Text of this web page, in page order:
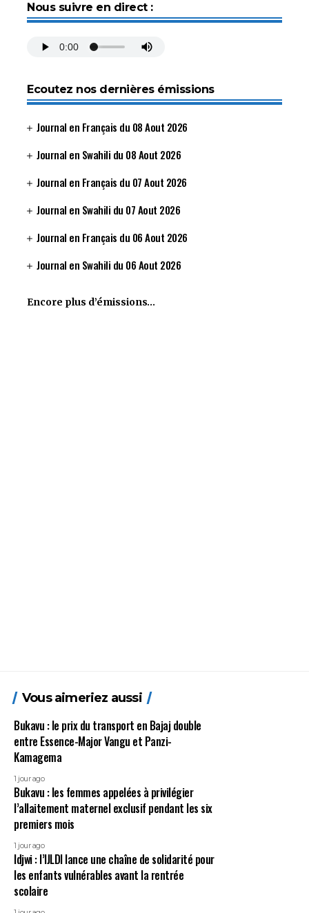
Nous suivre en direct :
Ecoutez nos dernières émissions
Journal en Français du 08 Aout 2026
Journal en Swahili du 08 Aout 2026
Journal en Français du 07 Aout 2026
Journal en Swahili du 07 Aout 2026
Journal en Français du 06 Aout 2026
Journal en Swahili du 06 Aout 2026
Encore plus d’émissions…
Vous aimeriez aussi
Bukavu : le prix du transport en Bajaj double
entre Essence-Major Vangu et Panzi-
Kamagema
1 jour ago
Bukavu : les femmes appelées à privilégier
l’allaitement maternel exclusif pendant les six
premiers mois
1 jour ago
Idjwi : l’IJLDI lance une chaîne de solidarité pour
les enfants vulnérables avant la rentrée
scolaire